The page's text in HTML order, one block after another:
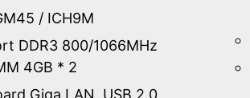
/ ICH9M
DDR3 800/1066MHz
4GB * 2
Giga LAN, USB 2.0